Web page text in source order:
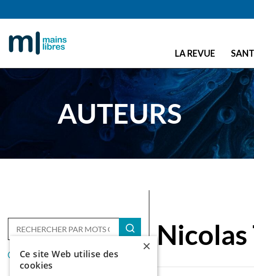
LA REVUE
AUTEURS
Réinitialiser les filtres
×
Ce site Web utilise des
cookies